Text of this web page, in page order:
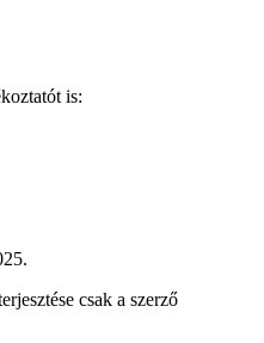
is:
csak a szerző